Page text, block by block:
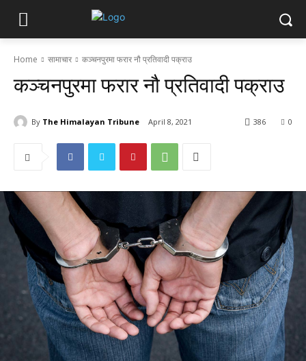
Home सामाचार कञ्चनपुरमा फरार नौ प्रतिवादी पक्राउ
कञ्चनपुरमा फरार नौ प्रतिवादी पक्राउ
By The Himalayan Tribune April 8, 2021 0
386